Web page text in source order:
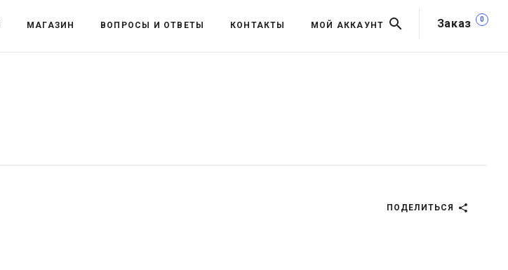
Заказ 0
МАГАЗИН ВОПРОСЫ И ОТВЕТЫ КОНТАКТЫ МОЙ АККАУНТ
ПОДЕЛИТЬСЯ